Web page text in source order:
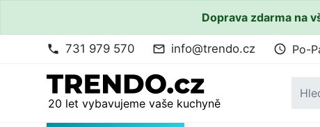
Doprava zdarma na
phone 731 979 570 mail_outline info@trendo.cz access_time Po-
20 let vybavujeme vaše kuchyně